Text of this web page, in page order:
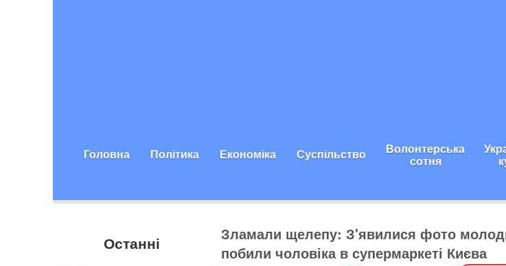
Головна Політика Економіка Суспільство Волонтерська
сотня
Останні
Зламали щелепу: З'явилися фото
побили чоловіка в супермаркеті Києва